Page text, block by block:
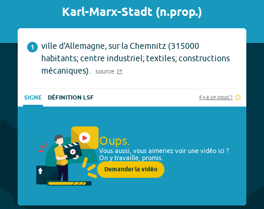
Karl-Marx-Stadt (n.prop.)
1
ville d'Allemagne, sur la Chemnitz (315000
habitants; centre industriel; textiles; constructions
mécaniques).
source
SIGNE DÉFINITION LSF Il y a un souci ?
Oups.
Vous aussi, vous aimeriez voir une vidéo ici ?
On y travaille, promis.
Demander la vidéo